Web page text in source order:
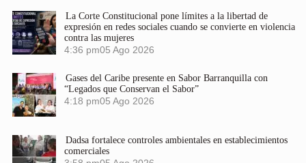
La Corte Constitucional pone límites a la libertad de
expresión en redes sociales cuando se convierte en violencia
contra las mujeres
4:36 pm05 Ago 2026
Gases del Caribe presente en Sabor Barranquilla con
“Legados que Conservan el Sabor”
4:18 pm05 Ago 2026
Dadsa fortalece controles ambientales en establecimientos
comerciales